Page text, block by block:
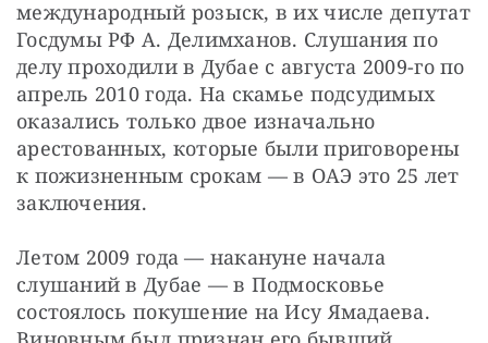
международный розыск, в их числе депутат
Госдумы РФ А. Делимханов. Слушания по
делу проходили в Дубае с августа 2009-го по
апрель 2010 года. На скамье подсудимых
оказались только двое изначально
арестованных, которые были приговорены
к пожизненным срокам — в ОАЭ это 25 лет
заключения.
Летом 2009 года — накануне начала
слушаний в Дубае — в Подмосковье
состоялось покушение на Ису Ямадаева.